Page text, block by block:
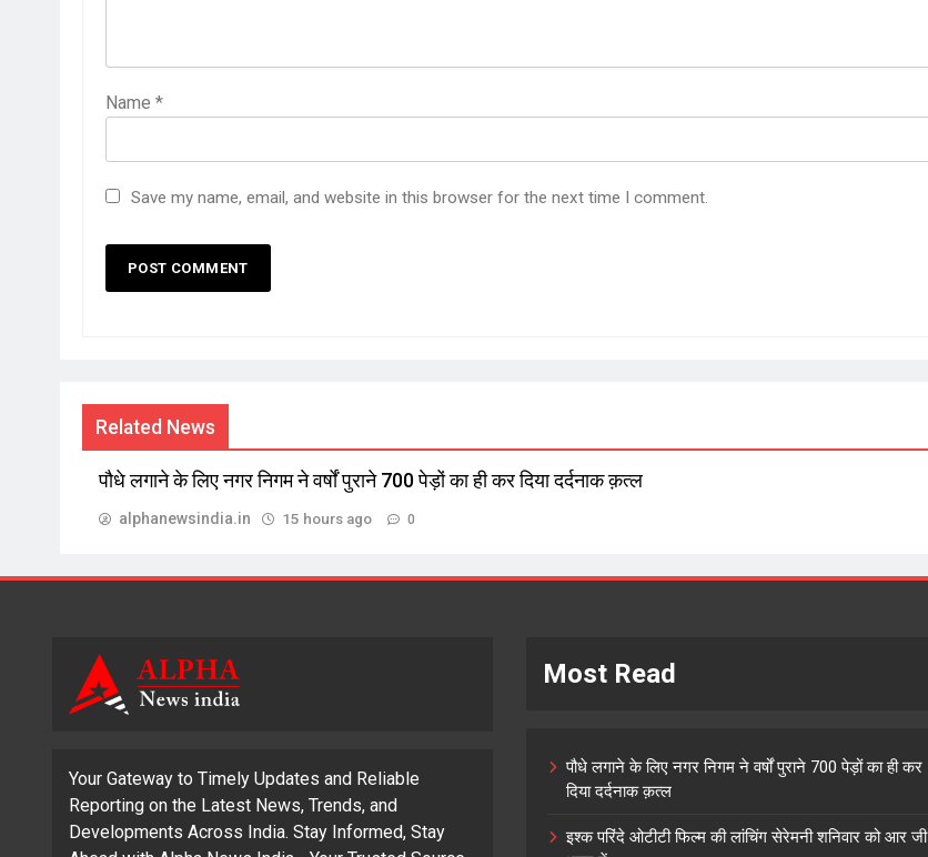
Name *
Save my name, email, and website in this browser for the next time I comment.
Related News
पौधे लगाने के लिए नगर निगम ने वर्षों पुराने 700 पेड़ों का ही कर दिया दर्दनाक क़त्ल
alphanewsindia.in 15 hours ago 0
Your Gateway to Timely Updates and Reliable
Reporting on the Latest News, Trends, and
Developments Across India. Stay Informed, Stay
Most Read
पौधे लगाने के लिए नगर निगम ने वर्षों पुराने 700 पेड़ों का ही कर
दिया दर्दनाक क़त्ल
इश्क परिंदे ओटीटी फिल्म की लांचिंग सेरेमनी शनिवार को आर जी